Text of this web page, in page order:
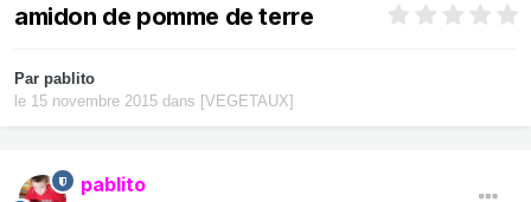
amidon de pomme de terre
Par pablito
le 15 novembre 2015 dans [VEGETAUX]
pablito